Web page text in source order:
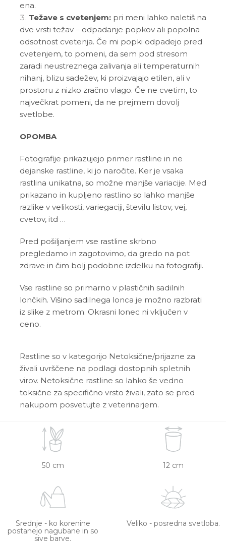
ena.
Težave s cvetenjem:pri meni lahko naletiš na
dve vrsti težav – odpadanje popkov ali popolna
odsotnost cvetenja. Če mi popki odpadejo pred
cvetenjem, to pomeni, da sem pod stresom
zaradi neustreznega zalivanja ali temperaturnih
nihanj, blizu sadežev, ki proizvajajo etilen, ali v
prostoru z nizko zračno vlago. Če ne cvetim, to
največkrat pomeni, da ne prejmem dovolj
svetlobe.
OPOMBA
Fotografije prikazujejo primer rastline in ne
dejanske rastline, ki jo naročite. Ker je vsaka
rastlina unikatna, so možne manjše variacije. Med
prikazano in kupljeno rastlino so lahko manjše
razlike v velikosti, variegaciji, številu listov, vej,
cvetov, itd …
Pred pošiljanjem vse rastline skrbno
pregledamo in zagotovimo, da gredo na pot
zdrave in čim bolj podobne izdelku na fotografiji.
Vse rastline so primarno v plastičnih sadilnih
lončkih. Višino sadilnega lonca je možno razbrati
iz slike z metrom. Okrasni lonec ni vključen v
ceno.
Rastline so v kategorijo Netoksične/prijazne za
živali uvrščene na podlagi dostopnih spletnih
virov. Netoksične rastline so lahko še vedno
toksične za specifično vrsto živali, zato se pred
nakupom posvetujte z veterinarjem.
50 cm 12 cm
Srednje - ko korenine
postanejo nagubane in so
sive barve.
Veliko - posredna svetloba.